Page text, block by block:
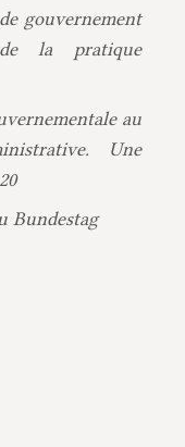
gouvernement
la pratique
au
Une
Bundestag